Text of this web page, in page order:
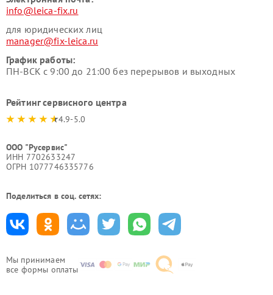
Мы принимаем
все формы оплаты
info@leica-fix.ru
для юридических лиц
manager@fix-leica.ru
График работы:
ПН-ВСК с 9:00 до 21:00 без перерывов и выходных
Рейтинг сервисного центра
4.9-5.0
ООО "Русервис"
ИНН 7702633247
ОГРН 1077746335776
Поделиться в соц. сетях: